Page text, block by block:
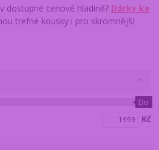
dostupné cenové hladině? Dárky ke
trefné kousky i pro skromnější
Do
Kč